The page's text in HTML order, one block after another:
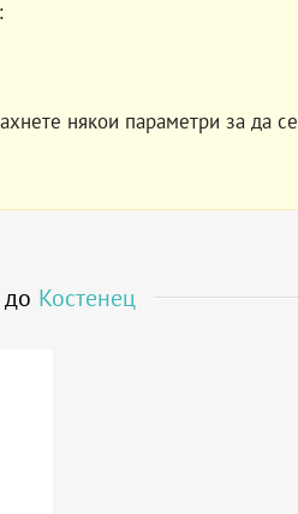
някои параметри за да се
до Костенец